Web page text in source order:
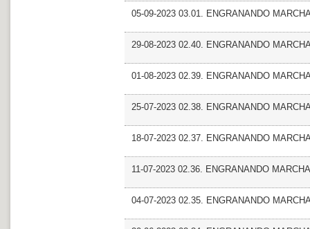
05-09-2023 03.01. ENGRANANDO
29-08-2023 02.40. ENGRANANDO
01-08-2023 02.39. ENGRANANDO
25-07-2023 02.38. ENGRANANDO
18-07-2023 02.37. ENGRANANDO
11-07-2023 02.36. ENGRANANDO
04-07-2023 02.35. ENGRANANDO